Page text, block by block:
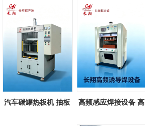
汽车碳罐热板机 抽板
高频感应焊接设备 高